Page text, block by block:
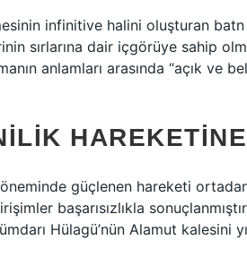
infinitive halini oluşturan
sırlarına dair içgörüye sahip
anlamları arasında “açık ve
güçlenen hareketi ortadan
başarısızlıkla
Hülagü’nün Alamut kalesini